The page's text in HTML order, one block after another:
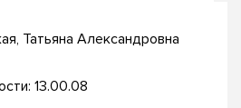
Татьяна Александровна
13.00.08